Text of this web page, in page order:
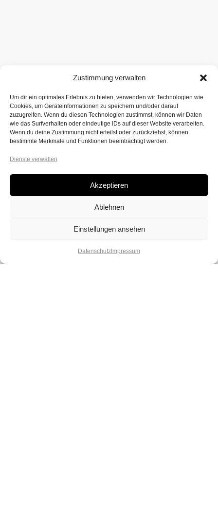
Zustimmung verwalten
Um dir ein optimales Erlebnis zu bieten, verwenden wir Technologien wie
Cookies, um Geräteinformationen zu speichern und/oder darauf
zuzugreifen. Wenn du diesen Technologien zustimmst, können wir Daten
wie das Surfverhalten oder eindeutige IDs auf dieser Website verarbeiten.
Wenn du deine Zustimmung nicht erteilst oder zurückziehst, können
bestimmte Merkmale und Funktionen beeinträchtigt werden.
Dienste verwalten
Akzeptieren
Ablehnen
Einstellungen ansehen
Datenschutz Impressum